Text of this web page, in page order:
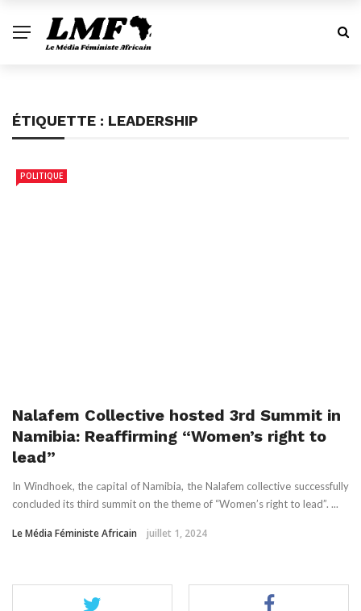
ÉTIQUETTE : LEADERSHIP
POLITIQUE
Nalafem Collective hosted 3rd Summit in
Namibia: Reaffirming “Women’s right to
lead”
In Windhoek, the capital of Namibia, the Nalafem collective successfully
concluded its third summit on the theme of “Women’s right to lead”. ...
Le Média Féministe Africain juillet 1, 2024